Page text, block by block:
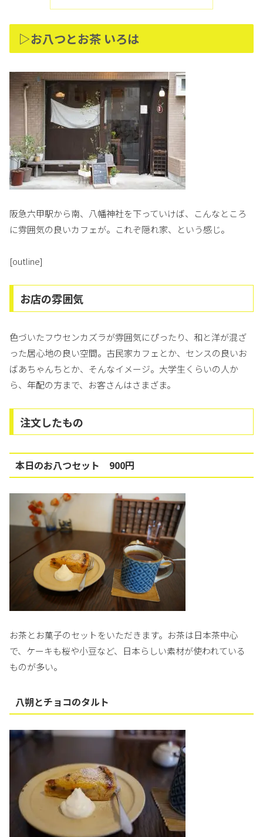
▷お八つとお茶 いろは
阪急六甲駅から南、八幡神社を下っていけば、こんなところ
に雰囲気の良いカフェが。これぞ隠れ家、という感じ。
[outline]
お店の雰囲気
色づいたフウセンカズラが雰囲気にぴったり、和と洋が混ざ
った居心地の良い空間。古民家カフェとか、センスの良いお
ばあちゃんちとか、そんなイメージ。大学生くらいの人か
ら、年配の方まで、お客さんはさまざま。
注文したもの
本日のお八つセット 900円
お茶とお菓子のセットをいただきます。お茶は日本茶中心
で、ケーキも桜や小豆など、日本らしい素材が使われている
ものが多い。
八朔とチョコのタルト